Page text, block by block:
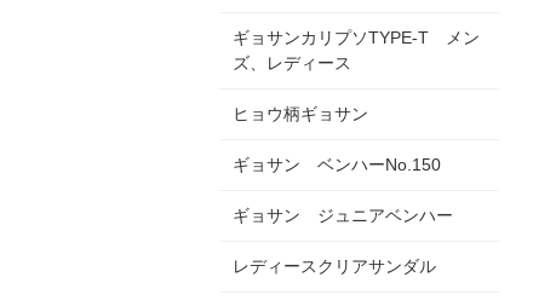
ギョサンカリプソTYPE-T メン
ズ、レディース
ヒョウ柄ギョサン
ギョサン ベンハーNo.150
ギョサン ジュニアベンハー
レディースクリアサンダル